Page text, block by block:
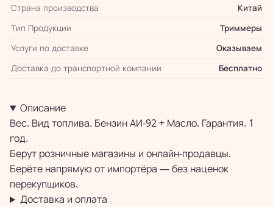
Страна производства
Китай
Тип Продукции
Триммеры
Услуги по доставке
Оказываем
Доставка до транспортной компании
Бесплатно
Описание
Вес. Вид топлива. Бензин АИ-92 + Масло. Гарантия. 1
год.
Берут розничные магазины и онлайн-продавцы.
Берёте напрямую от импортёра — без наценок
перекупщиков.
Доставка и оплата